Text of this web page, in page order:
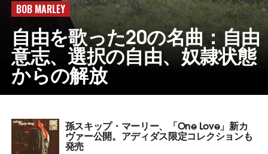
BOB MARLEY
自由を歌った20の名曲：自由
意志、選択の自由、奴隷状態
からの解放
孫スキップ・マーリー、「One Love」新カ
ヴァー公開。アディダス限定コレクションも
発売